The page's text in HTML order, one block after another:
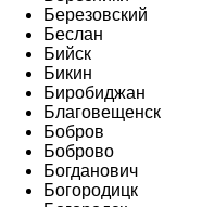
Березовский
Беслан
Бийск
Бикин
Биробиджан
Благовещенск
Бобров
Боброво
Богданович
Богородицк